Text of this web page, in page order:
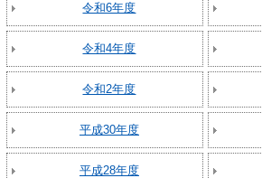
令和6年度
令和4年度
令和2年度
平成30年度
平成28年度